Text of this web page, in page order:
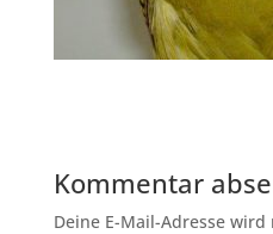
Kommentar
Deine E-Mail-Adresse